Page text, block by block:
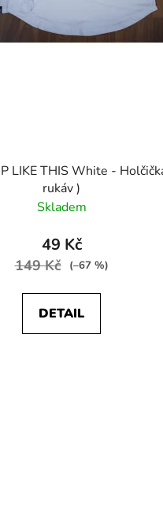
LIKE THIS White -
rukáv )
Skladem
49 Kč
149 Kč (–67 %)
DETAIL